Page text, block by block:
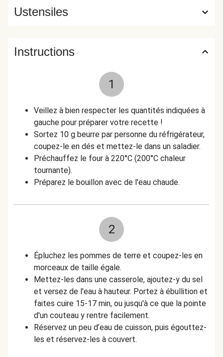
Ustensiles
Instructions
1
Veillez à bien respecter les quantités indiquées à
gauche pour préparer votre recette !
Sortez 10 g beurre par personne du réfrigérateur,
coupez-le en dés et mettez-le dans un saladier.
Préchauffez le four à 220°C (200°C chaleur
tournante).
Préparez le bouillon avec de l'eau chaude.
2
Épluchez les pommes de terre et coupez-les en
morceaux de taille égale.
Mettez-les dans une casserole, ajoutez-y du sel
et versez de l'eau à hauteur. Portez à ébullition et
faites cuire 15-17 min, ou jusqu'à ce que la pointe
d'un couteau y rentre facilement.
Réservez un peu d’eau de cuisson, puis égouttez-
les et réservez-les à couvert.